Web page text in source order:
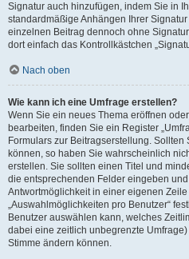
Signatur auch hinzufügen, indem Sie in
standardmäßige Anhängen Ihrer
einzelnen Beitrag dennoch ohne
dort einfach das Kontrollkästchen
Nach oben
Wie kann ich eine Umfrage erstellen?
Wenn Sie ein neues Thema eröffnen
bearbeiten, finden Sie ein Register
Formulars zur Beitragserstellung.
können, so haben Sie wahrscheinlich
erstellen. Sie sollten einen Titel und
die entsprechenden Felder eingeben
Antwortmöglichkeit in einer eigenen
„Auswahlmöglichkeiten pro Benutzer“
Benutzer auswählen kann, welches
dabei eine zeitlich unbegrenzte
Stimme ändern können.